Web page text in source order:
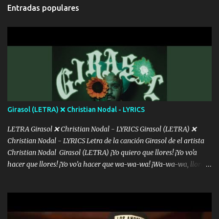
cada que intentas cantar Cada que intentas rapear, cada que
intentas rimar Pobre payaso que usa a todo el mundo pa' conectar
con la gente Dices "Latino Gang" pero pisas a to'a tu gente Pa’ dar
menos se prudente Hoy me sabe a mierda, traigo un Balvin en los
dientes Por falta de empatía le toca ser resiliente ¿Acaso eres
consciente de los followers que mueves? Parcerito, abre los ojos y
ve el poder que tienes Otro chiste malo son los nombres de tus
álbum's "José, vibras colores con la energía del diablo " ¿Si ...
Entradas populares
Girasol (LETRA) ❌ Christian Nodal - LYRICS
LETRA Girasol ❌ Christian Nodal - LYRICS Girasol (LETRA) ❌
Christian Nodal - LYRICS Letra de la canción Girasol de el artista
Christian Nodal Girasol (LETRA) ¡Yo quiero que llores! ¡Yo vo'a
hacer que llores! ¡Yo vo’a hacer que wa-wa-wa! ¡Wa-wa-wa, llores!
intentas rimar Pobre payaso que usa a todo el mundo pa' conectar